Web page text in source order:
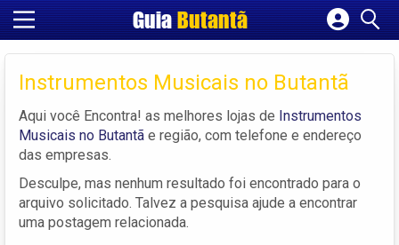
GuiaButantã
Cadastrar empresa
Criar conta
Instrumentos Musicais no Butantã
Aqui você Encontra! as melhores lojas de Instrumentos
Musicais no Butantã e região, com telefone e endereço
das empresas.
Desculpe, mas nenhum resultado foi encontrado para o
arquivo solicitado. Talvez a pesquisa ajude a encontrar
uma postagem relacionada.